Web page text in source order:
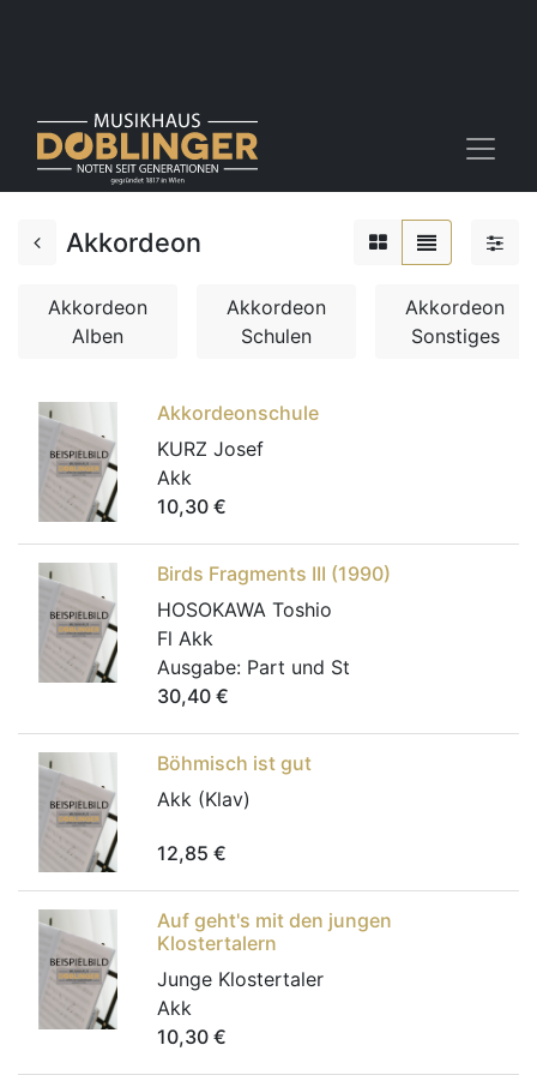
Akkordeon
Akkordeon
Alben
Akkordeon
Schulen
Akkordeon
Sonstiges
Akkordeonschule
KURZ Josef
Akk
10,30 €
Birds Fragments III (1990)
HOSOKAWA Toshio
Fl Akk
Ausgabe: Part und St
30,40 €
Böhmisch ist gut
Akk (Klav)
12,85 €
Auf geht's mit den jungen
Klostertalern
Junge Klostertaler
Akk
10,30 €